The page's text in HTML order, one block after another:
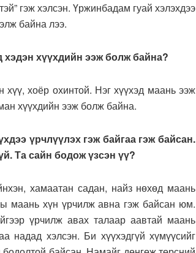
гэж хэлсэн. Үржинбадам гуай хэлэхдээ
байна лээ.
хэдэн хүүхдийн ээж болж байна?
хоёр охинтой. Нэг хүүхэд маань ээж
хүүхдийн ээж болж байна.
үрчлүүлэх гэж байгаа гэж байсан.
Та сайн бодож үзсэн үү?
хамаатан садан, найз нөхөд маань
маань хүн үрчилж авна гэж байсан юм.
үрчилж авах талаар аавтай маань
надад хэлсэн. Би хүүхэдгүй хүмүүсийг